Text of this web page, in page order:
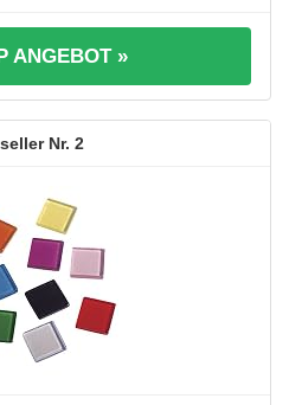
ANGEBOT »
2